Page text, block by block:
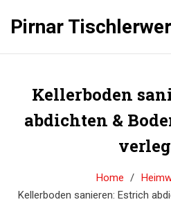
Kellerboden
abdichten &
Home
Kellerboden sanieren: Estrich